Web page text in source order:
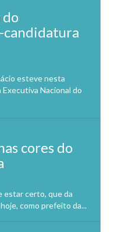
candidatura
esteve nesta
Nacional do
cores do
estar certo, que da
como prefeito da...